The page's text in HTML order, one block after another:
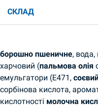
СКЛАД
борошно пшеничне,
харчовий (пальмова олія
емульгатори (Е471,
сорбінова кислота,
кислотності молочна